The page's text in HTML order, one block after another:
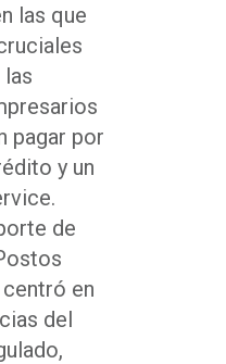
las que
pagar por
y un
de
centró en
del